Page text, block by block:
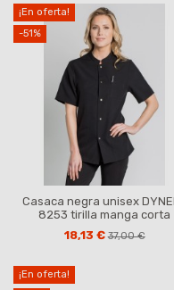
¡En oferta!
-51%
Casaca negra unisex
8253 tirilla manga corta
18,13 €37,00 €
¡En oferta!